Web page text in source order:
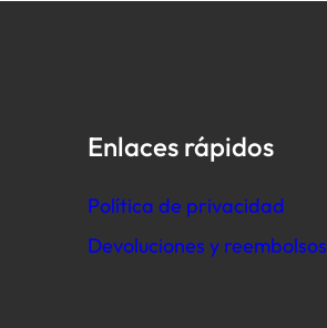
Enlaces rápidos
Política de privacidad
Devoluciones y reembolsos